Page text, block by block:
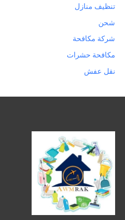
تنظيف منازل
شحن
شركة مكافحة
مكافحة حشرات
نقل عفش